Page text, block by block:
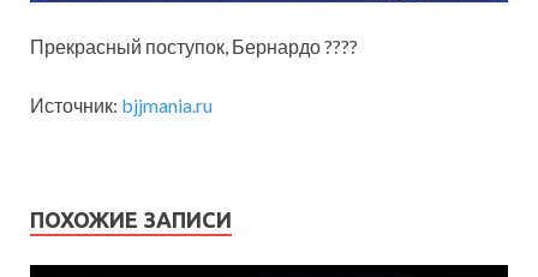
Прекрасный поступок, Бернардо ????
Источник: bjjmania.ru
ПОХОЖИЕ ЗАПИСИ